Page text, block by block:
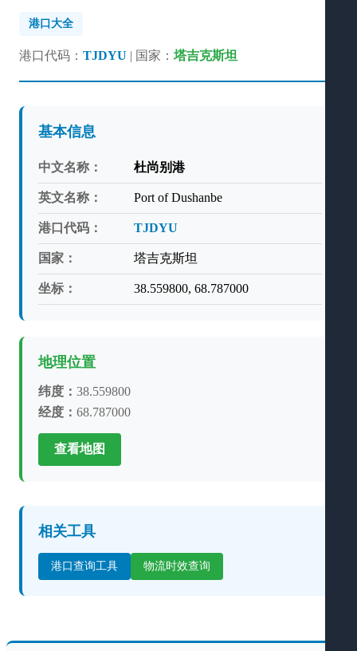
港口大全
港口代码： TJDYU | 国家： 塔吉克斯坦
基本信息
中文名称： 杜尚别港
英文名称： Port of Dushanbe
港口代码： TJDYU
国家： 塔吉克斯坦
坐标： 38.559800, 68.787000
地理位置
纬度： 38.559800
经度： 68.787000
查看地图
相关工具
港口查询工具 物流时效查询